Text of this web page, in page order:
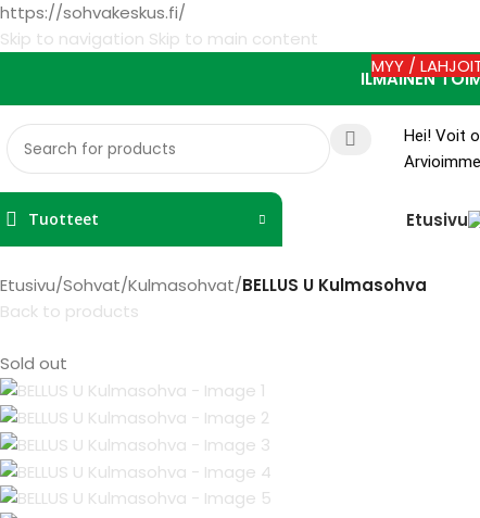
https://sohvakeskus.fi/
Skip to navigation Skip to main content
ILMAINEN
MYY /
Hei! Voit
Tuotteet Etusivu
Etusivu/Sohvat/Kulmasohvat/BELLUS U Kulmasohva
Back to products
Sold out